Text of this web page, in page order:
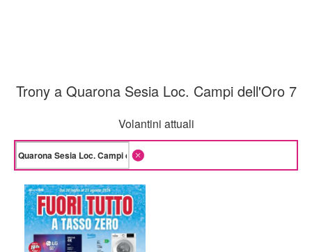
Trony a Quarona Sesia Loc. Campi dell'Oro 7
Volantini attuali